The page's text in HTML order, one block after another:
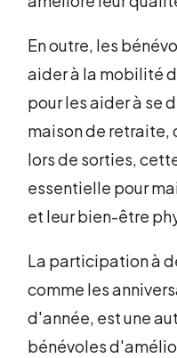
En outre, les
aider à la mobilité
pour les aider à se
maison de retraite,
lors de sorties,
essentielle pour
et leur bien-être
La participation à
comme les
d'année, est une
bénévoles